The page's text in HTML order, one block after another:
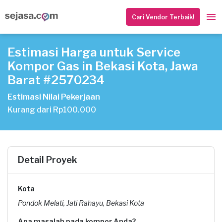
Cari Vendor Terbaik!
Estimasi Harga untuk Service
Kompor Gas in Bekasi Kota, Jawa
Barat #2570234
Estimasi Nilai Pekerjaan
Kurang dari Rp100.000
Detail Proyek
Kota
Pondok Melati, Jati Rahayu, Bekasi Kota